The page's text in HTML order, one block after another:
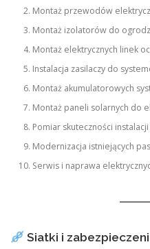
Montaż przewodów
Montaż izolatorów do
Montaż elektrycznych linek
Instalacja zasilaczy do
Montaż akumulatorowych
Montaż paneli solarnych do
Pomiar skuteczności
Modernizacja istniejących
Serwis i naprawa
Siatki i